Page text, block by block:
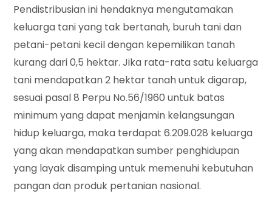
Pendistribusian ini hendaknya mengutamakan
keluarga tani yang tak bertanah, buruh tani dan
petani-petani kecil dengan kepemilikan tanah
kurang dari 0,5 hektar. Jika rata-rata satu keluarga
tani mendapatkan 2 hektar tanah untuk digarap,
sesuai pasal 8 Perpu No.56/1960 untuk batas
minimum yang dapat menjamin kelangsungan
hidup keluarga, maka terdapat 6.209.028 keluarga
yang akan mendapatkan sumber penghidupan
yang layak disamping untuk memenuhi kebutuhan
pangan dan produk pertanian nasional.